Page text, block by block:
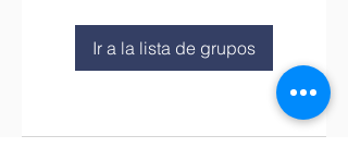
Ir a la lista de grupos